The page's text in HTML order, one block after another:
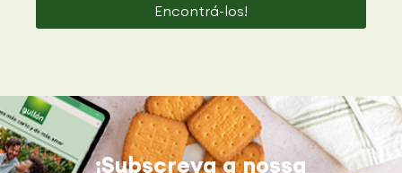
Encontrá-los!
¡Subscreva a nossa